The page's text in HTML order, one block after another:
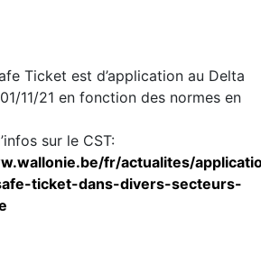
Ticket est d’application au Delta
11/21 en fonction des normes en
sur le CST:
fr/actualites/
ticket-dans-divers-secteurs-